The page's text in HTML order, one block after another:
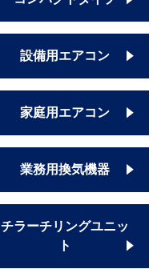
設備用エアコン
家庭用エアコン
業務用換気機器
チラーチリングユニッ
ト